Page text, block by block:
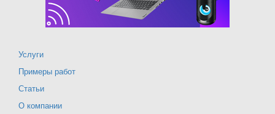
Услуги
Примеры работ
Статьи
О компании